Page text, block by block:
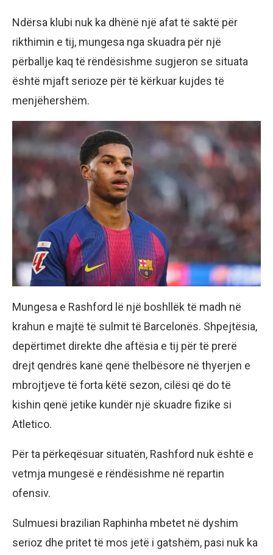
Ndërsa klubi nuk ka dhënë një afat të saktë për
rikthimin e tij, mungesa nga skuadra për një
përballje kaq të rëndësishme sugjeron se situata
është mjaft serioze për të kërkuar kujdes të
menjëhershëm.
Mungesa e Rashford lë një boshllëk të madh në
krahun e majtë të sulmit të Barcelonës. Shpejtësia,
depërtimet direkte dhe aftësia e tij për të prerë
drejt qendrës kanë qenë thelbësore në thyerjen e
mbrojtjeve të forta këtë sezon, cilësi që do të
kishin qenë jetike kundër një skuadre fizike si
Atletico.
Për ta përkeqësuar situatën, Rashford nuk është e
vetmja mungesë e rëndësishme në repartin
ofensiv.
Sulmuesi brazilian Raphinha mbetet në dyshim
serioz dhe pritet të mos jetë i gatshëm, pasi nuk ka